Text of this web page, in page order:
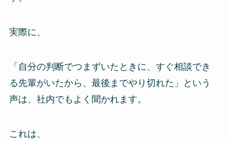
実際に、
「自分の判断でつまずいたときに、すぐ相談でき
る先輩がいたから、最後までやり切れた」という
声は、社内でもよく聞かれます。
これは、